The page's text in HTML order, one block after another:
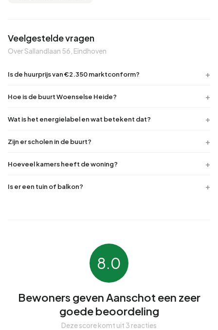
Veelgestelde vragen
Over Sallandlaan 56, Eindhoven
Is de huurprijs van €2.350 marktconform?
Hoe is de buurt Woenselse Heide?
Wat is het energielabel en wat betekent dat?
Zijn er scholen in de buurt?
Hoeveel kamers heeft de woning?
Is er een tuin of balkon?
8.0
Bewoners geven Aanschot een zeer
goede beoordeling
Deze score komt uit 3 reacties